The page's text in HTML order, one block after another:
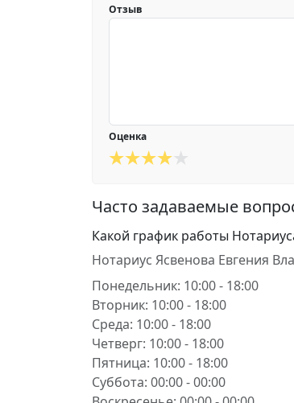
Отзыв
Оценка
Часто задаваемые
Какой график работы
Нотариус Ясвенова Евгения
Понедельник: 10:00 - 18:00
Вторник: 10:00 - 18:00
Среда: 10:00 - 18:00
Четверг: 10:00 - 18:00
Пятница: 10:00 - 18:00
Суббота: 00:00 - 00:00